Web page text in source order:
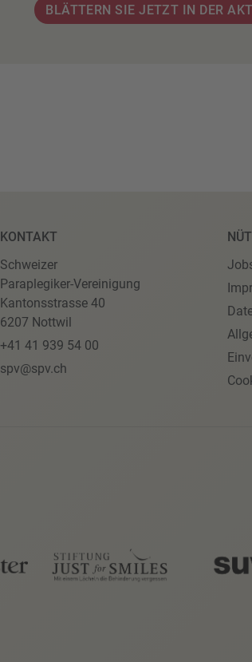
BLÄTTERN SIE JETZT IN DER
KONTAKT
Schweizer
Paraplegiker-Vereinigung
Kantonsstrasse 40
6207 Nottwil
+41 41 939 54 00
spv@spv.ch